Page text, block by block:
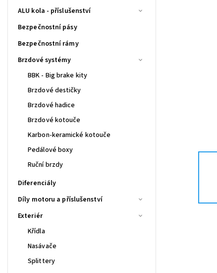
ALU kola - příslušenství
Bezpečnostní pásy
Bezpečnostní rámy
Brzdové systémy
BBK - Big brake kity
Brzdové destičky
Brzdové hadice
Brzdové kotouče
Karbon-keramické kotouče
Pedálové boxy
Ruční brzdy
Diferenciály
Díly motoru a příslušenství
Exteriér
Křídla
Nasávače
Splittery